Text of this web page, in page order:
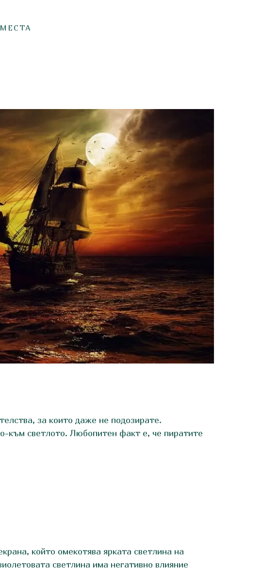
за които даже не подозирате.
към светлото. Любопитен факт е, че пиратите
който омекотява ярката светлина на
светлина има негативно влияние